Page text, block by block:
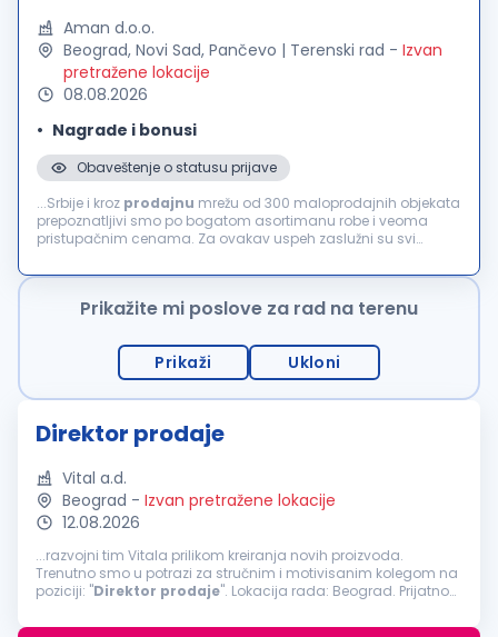
Aman d.o.o.
Beograd, Novi Sad, Pančevo | Terenski rad - Izvan
pretražene lokacije
08.08.2026
Nagrade i bonusi
Obaveštenje o statusu prijave
...Srbije i kroz prodajnu mrežu od 300 maloprodajnih objekata
prepoznatljivi smo po bogatom asortimanu robe i veoma
pristupačnim cenama. Za ovakav uspeh zaslužni su svi
ljudi i upravo zato se trudimo...
Prikažite mi poslove za rad na terenu
Prikaži Ukloni
Direktor prodaje
Vital a.d.
Beograd - Izvan pretražene lokacije
12.08.2026
...razvojni tim Vitala prilikom kreiranja novih proizvoda.
Trenutno smo u potrazi za stručnim i motivisanim kolegom na
poziciji: "Direktor prodaje". Lokacija rada: Beograd. Prijatno
kompanijske pripadnosti...